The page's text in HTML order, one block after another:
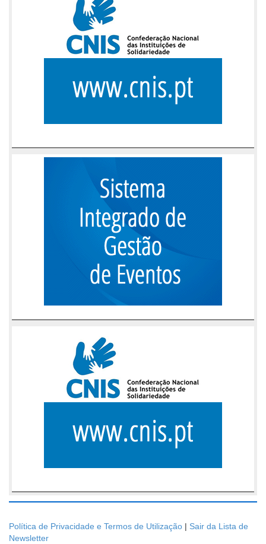
Política de Privacidade e Termos de Utilização | Sair da Lista de
Newsletter